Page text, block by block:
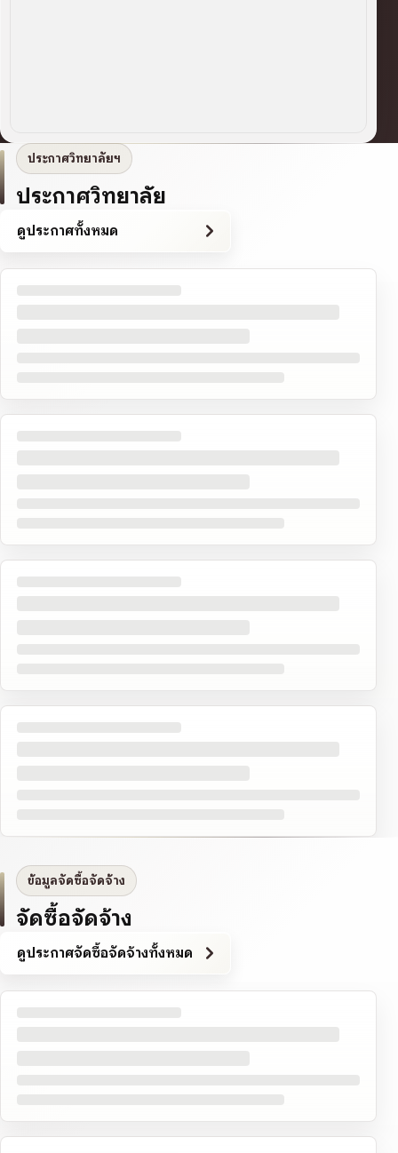
ประกาศวิทยาลัยฯ
ประกาศวิทยาลัย
ดูประกาศทั้งหมด
ข้อมูลจัดซื้อจัดจ้าง
จัดซื้อจัดจ้าง
ดูประกาศจัดซื้อจัดจ้างทั้งหมด